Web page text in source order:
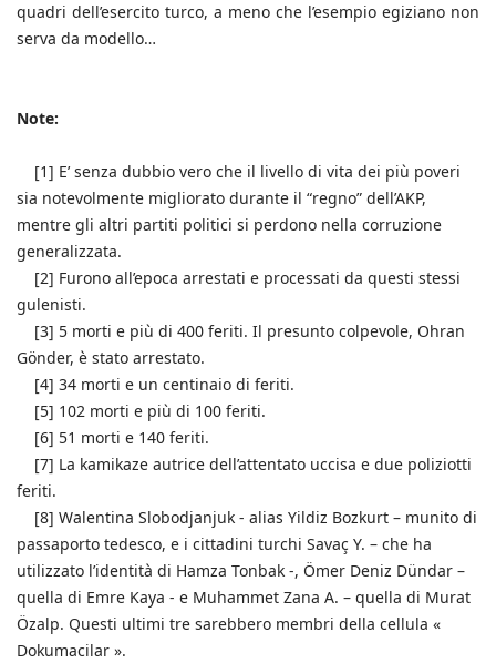
quadri dell’esercito turco, a meno che l’esempio egiziano non
serva da modello…
Note:
[1] E’ senza dubbio vero che il livello di vita dei più poveri
sia notevolmente migliorato durante il “regno” dell’AKP,
mentre gli altri partiti politici si perdono nella corruzione
generalizzata.
[2] Furono all’epoca arrestati e processati da questi stessi
gulenisti.
[3] 5 morti e più di 400 feriti. Il presunto colpevole, Ohran
Gönder, è stato arrestato.
[4] 34 morti e un centinaio di feriti.
[5] 102 morti e più di 100 feriti.
[6] 51 morti e 140 feriti.
[7] La kamikaze autrice dell’attentato uccisa e due poliziotti
feriti.
[8] Walentina Slobodjanjuk - alias Yildiz Bozkurt – munito di
passaporto tedesco, e i cittadini turchi Savaç Y. – che ha
utilizzato l’identità di Hamza Tonbak -, Ömer Deniz Dündar –
quella di Emre Kaya - e Muhammet Zana A. – quella di Murat
Özalp. Questi ultimi tre sarebbero membri della cellula «
Dokumacilar ».